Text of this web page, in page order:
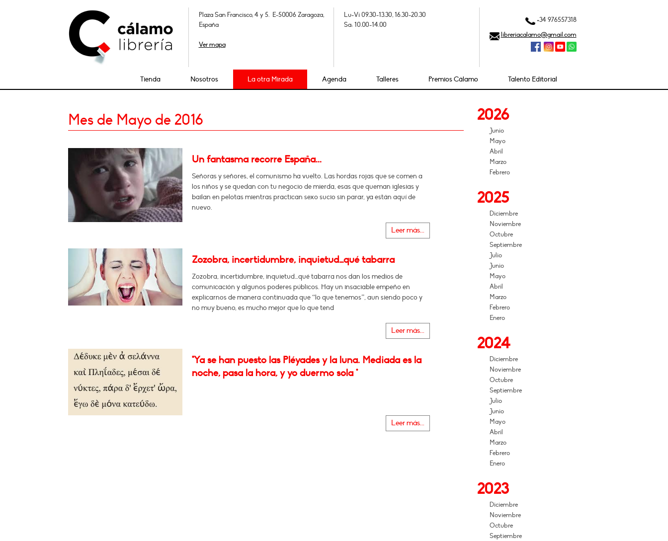
Plaza San Francisco, 4 y 5. E-50006 Zaragoza,
España
Ver mapa
Lu-Vi 09.30-13.30, 16.30-20.30
Sa: 10.00-14.00
+34 976557318
libreriacalamo@gmail.com
Tienda Nosotros La otra Mirada Agenda Talleres Premios Cálamo Talento Editorial
Mes de Mayo de 2016
Un fantasma recorre España...
Señoras y señores, el comunismo ha vuelto. Las hordas rojas que se comen a
los niños y se quedan con tu negocio de mierda, esas que queman iglesias y
bailan en pelotas mientras practican sexo sucio sin parar, ya están aquí de
nuevo.
Leer más...
Zozobra, incertidumbre, inquietud…qué tabarra
Zozobra, incertidumbre, inquietud…qué tabarra nos dan los medios de
comunicación y algunos poderes públicos. Hay un insaciable empeño en
explicarnos de manera continuada que “lo que tenemos”, aun siendo poco y
no muy bueno, es mucho mejor que lo que tend
Leer más...
"Ya se han puesto las Pléyades y la luna. Mediada es la
noche, pasa la hora, y yo duermo sola *
Leer más...
2026
Junio
Mayo
Abril
Marzo
Febrero
2025
Diciembre
Noviembre
Octubre
Septiembre
Julio
Junio
Mayo
Abril
Marzo
Febrero
Enero
2024
Diciembre
Noviembre
Octubre
Septiembre
Julio
Junio
Mayo
Abril
Marzo
Febrero
Enero
2023
Diciembre
Noviembre
Octubre
Septiembre